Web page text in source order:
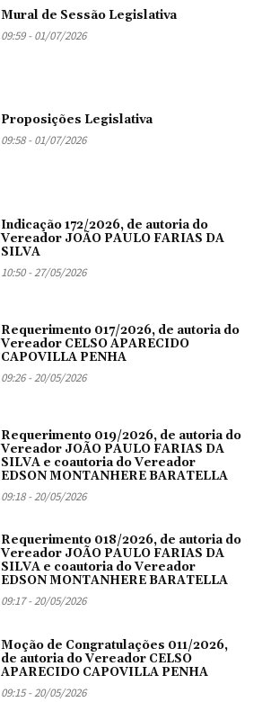
Mural de Sessão Legislativa
09:59 - 01/07/2026
Proposições Legislativa
09:58 - 01/07/2026
Indicação 172/2026, de autoria do
Vereador JOÃO PAULO FARIAS DA
SILVA
10:50 - 27/05/2026
Requerimento 017/2026, de autoria do
Vereador CELSO APARECIDO
CAPOVILLA PENHA
09:26 - 20/05/2026
Requerimento 019/2026, de autoria do
Vereador JOÃO PAULO FARIAS DA
SILVA e coautoria do Vereador
EDSON MONTANHERE BARATELLA
09:18 - 20/05/2026
Requerimento 018/2026, de autoria do
Vereador JOÃO PAULO FARIAS DA
SILVA e coautoria do Vereador
EDSON MONTANHERE BARATELLA
09:17 - 20/05/2026
Moção de Congratulações 011/2026,
de autoria do Vereador CELSO
APARECIDO CAPOVILLA PENHA
09:15 - 20/05/2026